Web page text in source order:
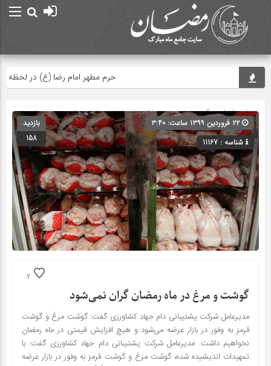
حرم مطهر امام رضا (ع) در لحظه تحویل
صفحه اصلی» گروه » دسته‌بندی نشده
شناسه : 11167
بازدید
158
2
گوشت و مرغ در ماه رمضان گران نمی‌شود
مدیرعامل شرکت پشتیبانی دام جهاد کشاورزی گفت: گوشت مرغ و گوشت
قرمز به وفور در بازار عرضه می‌شود و هیچ افزایش قیمتی در ماه رمضان
نخواهیم داشت. مدیرعامل شرکت پشتیبانی دام جهاد کشاورزی گفت: با
تمهیدات اندیشیده شده، گوشت مرغ و گوشت قرمز به وفور در بازار عرضه